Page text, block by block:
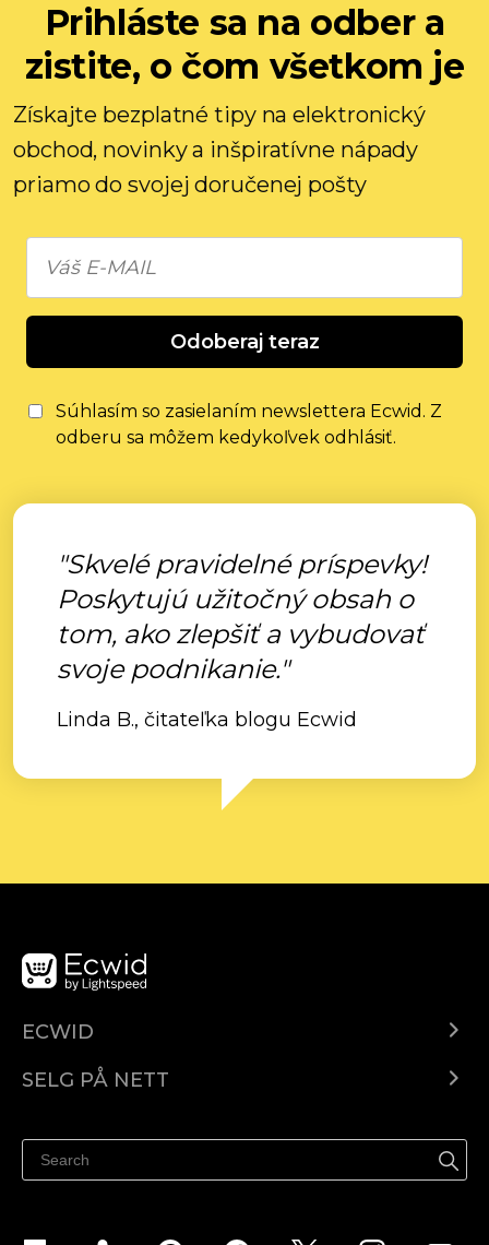
Prihláste sa na odber a
zistite, o čom všetkom je
Získajte bezplatné tipy na elektronický
obchod, novinky a inšpiratívne nápady
priamo do svojej doručenej pošty
Odoberaj teraz
Súhlasím so zasielaním newslettera Ecwid. Z
odberu sa môžem kedykoľvek odhlásiť.
"Skvelé pravidelné príspevky!
Poskytujú užitočný obsah o
tom, ako zlepšiť a vybudovať
svoje podnikanie."
Linda B., čitateľka blogu Ecwid
ECWID
Pris
SELG PÅ NETT
Selg på Facebook
Selg på Instagram